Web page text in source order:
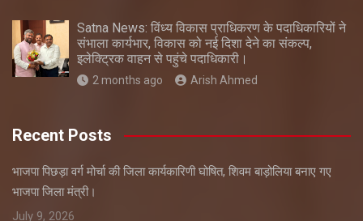
Satna News: विंध्य विकास प्राधिकरण के पदाधिकारियों ने
संभाला कार्यभार, विकास को नई दिशा देने का संकल्प,
इलेक्ट्रिक वाहन से पहुंचे पदाधिकारी।
2 months ago Arish Ahmed
Recent Posts
भाजपा पिछड़ा वर्ग मोर्चा की जिला कार्यकारिणी घोषित, शिवम बाड़ोलिया बनाए गए
भाजपा जिला मंत्री।
July 9, 2026